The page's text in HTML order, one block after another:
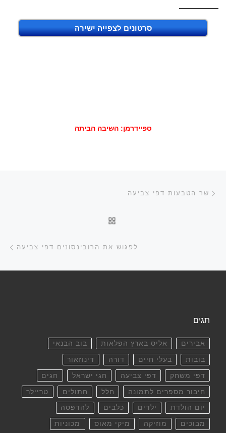
סרטונים לצפייה ישירה
ספיידרמן: השיבה הביתה
ניווט בפוסטים
שר הטבעות דפי צביעה
חזרה לרשימת הפוסטים
לפגוש את הרובינסונים דפי צביעה
תגים
אבירים אליס בארץ הפלאות בוב הבנאי
בובות בעלי חיים דורה דינוזאור
דפי משחק דפי צביעה חגי ישראל חגים
חיבור מספרים לתמונה חלל חתולים טריילר
יום הולדת ילדים כלבים להדפסה
מבוכים מוזיקה מיקי מאוס מכוניות